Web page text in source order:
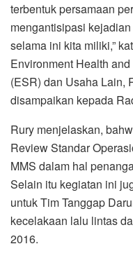
terbentuk persamaan
mengantisipasi
selama ini kita miliki,”
Environment Health
(ESR) dan Usaha Lain,
disampaikan kepada
Rury menjelaskan,
Review Standar
MMS dalam hal
Selain itu kegiatan ini
untuk Tim Tanggap
kecelakaan lalu lintas
2016.